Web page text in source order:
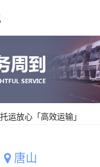
运放心「高效运输」
唐山